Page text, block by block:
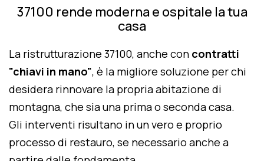
37100 rende moderna e ospitale la tua
casa
La ristrutturazione 37100, anche con contratti
"chiavi in mano", è la migliore soluzione per chi
desidera rinnovare la propria abitazione di
montagna, che sia una prima o seconda casa.
Gli interventi risultano in un vero e proprio
processo di restauro, se necessario anche a